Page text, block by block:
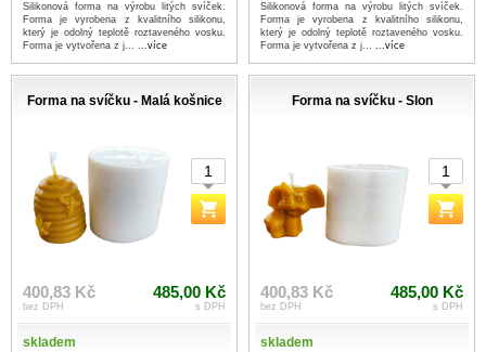
Silikonová forma na výrobu litých svíček.
Forma je vyrobena z kvalitního silikonu,
který je odolný teplotě roztaveného vosku.
Forma je vytvořena z j... ...více
Silikonová forma na výrobu litých svíček.
Forma je vyrobena z kvalitního silikonu,
který je odolný teplotě roztaveného vosku.
Forma je vytvořena z j... ...více
Forma na svíčku - Malá košnice
400,83 Kč
bez DPH
485,00 Kč
s DPH
skladem
Forma na svíčku - Slon
400,83 Kč
bez DPH
485,00 Kč
s DPH
skladem